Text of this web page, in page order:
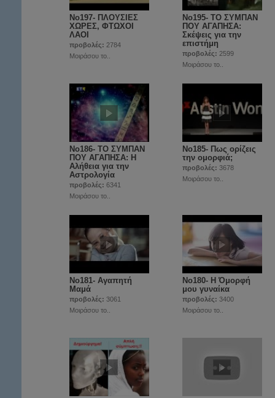
Νο197- ΠΛΟΥΣΙΕΣ
ΧΩΡΕΣ, ΦΤΩΧΟΙ
ΛΑΟΙ
προβολές: 2784
Μοιράσου το..
No195- ΤΟ ΣΥΜΠΑΝ
ΠΟΥ ΑΓΑΠΗΣΑ:
Σκέψεις για την
επιστήμη
προβολές: 2599
Μοιράσου το..
No186- ΤΟ ΣΥΜΠΑΝ
ΠΟΥ ΑΓΑΠΗΣΑ: Η
Αλήθεια για την
Αστρολογία
προβολές: 6341
Μοιράσου το..
Νο185- Πως ορίζεις
την ομορφιά;
προβολές: 3678
Μοιράσου το..
Νο181- Αγαπητή
Μαμά
προβολές: 3061
Μοιράσου το..
Νο180- Η Όμορφή
μου γυναίκα
προβολές: 3400
Μοιράσου το..